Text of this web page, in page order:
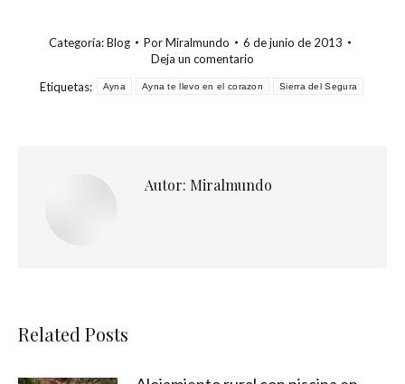
Categoría:Blog PorMiralmundo
6 de junio de 2013
Deja un comentario
Etiquetas:
Ayna Ayna te llevo en el corazon Sierra del Segura
Autor: Miralmundo
Related Posts